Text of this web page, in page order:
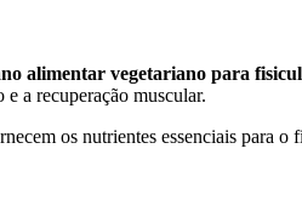
alimentar vegetariano para
a recuperação muscular.
os nutrientes essenciais para